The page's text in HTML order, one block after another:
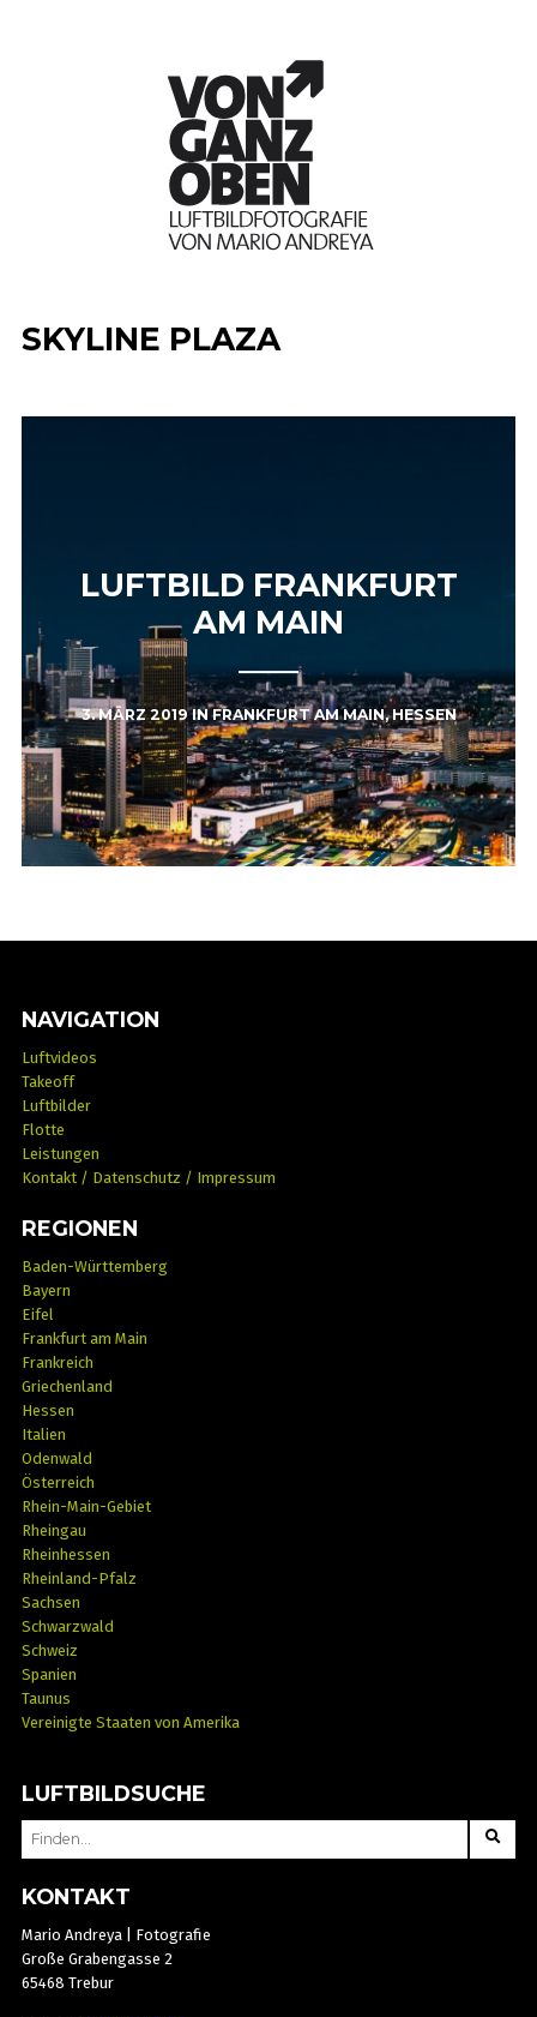
SKYLINE PLAZA
LUFTBILD FRANKFURT
AM MAIN
3. MÄRZ 2019INFRANKFURT AM MAIN,HESSEN
NAVIGATION
Luftvideos
Takeoff
Luftbilder
Flotte
Leistungen
Kontakt / Datenschutz / Impressum
REGIONEN
Baden-Württemberg
Bayern
Eifel
Frankfurt am Main
Frankreich
Griechenland
Hessen
Italien
Odenwald
Österreich
Rhein-Main-Gebiet
Rheingau
Rheinhessen
Rheinland-Pfalz
Sachsen
Schwarzwald
Schweiz
Spanien
Taunus
Vereinigte Staaten von Amerika
LUFTBILDSUCHE
SEARCH
KONTAKT
Mario Andreya | Fotografie
Große Grabengasse 2
65468 Trebur